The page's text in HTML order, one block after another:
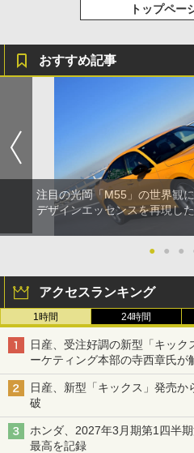
トップペー
おすすめ記事
注目の光岡「M55」の世界観
デザインエッセンスを再現し
● ● ●
アクセスランキング
1時間 24時間
日産、受注好調の新型「キッ
ーケティング本部の寺西章氏が
日産、新型「キックス」発売
破
ホンダ、2027年3月期第1四半
最高を記録